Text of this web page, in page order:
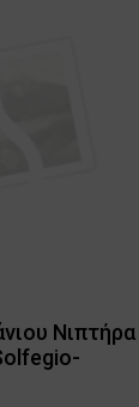
Νιπτήρα